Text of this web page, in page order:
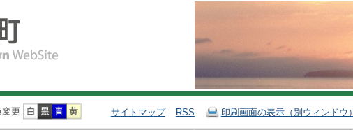
サイトマップ RSS 印刷画面の表示（別ウィンドウ）